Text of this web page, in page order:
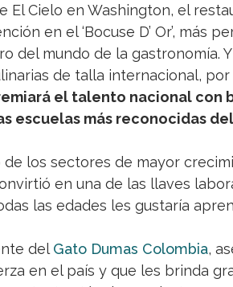
El Cielo en Washington, el
en el ‘Bocuse D’ Or’, más
del mundo de la gastronomía.
de talla internacional, por
el talento nacional con
escuelas más reconocidas
de los sectores de mayor
en una de las llaves
las edades les gustaría
del Gato Dumas Colombia,
en el país y que les brinda